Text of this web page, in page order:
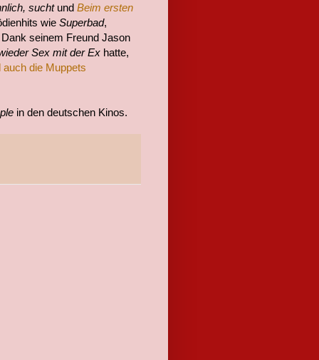
suchtund Beim ersten
wie Superbad,
seinem Freund Jason
Sex mit der Ex hatte,
auch die Muppets
in den deutschen Kinos.